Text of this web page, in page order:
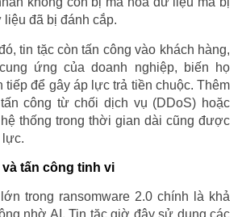
đã bị đánh cắp.
tin tặc còn tấn công vào khách hàng,
ứng của doanh nghiệp, biến họ
tiếp để gây áp lực trả tiền chuộc. Thêm
công từ chối dịch vụ (DDoS) hoặc
thống trong thời gian dài cũng được
lực.
tấn công tinh vi
trong ransomware 2.0 chính là khả
nhờ AI. Tin tặc giờ đây sử dụng các